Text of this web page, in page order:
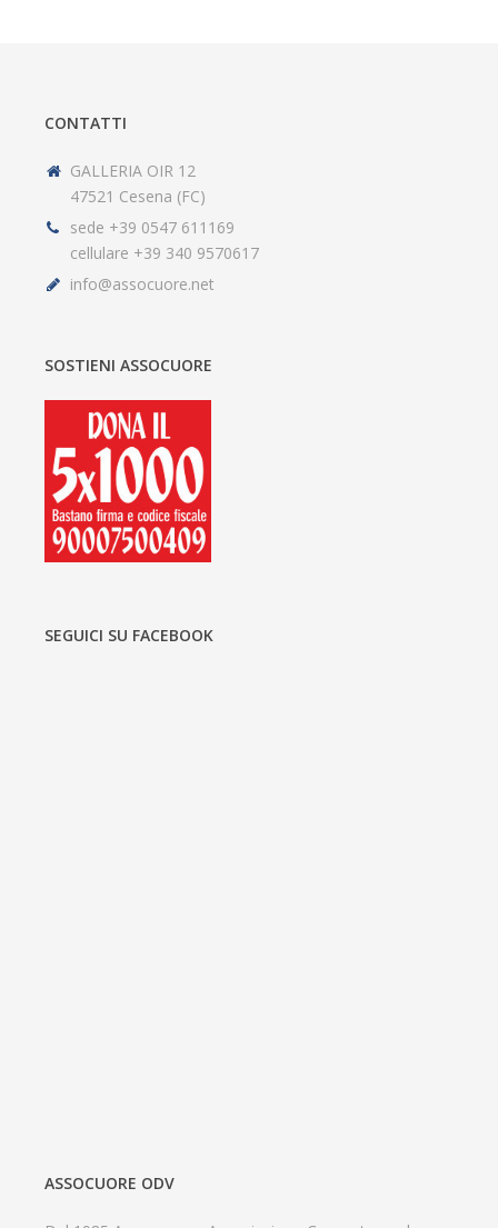
CONTATTI
GALLERIA OIR 12
47521 Cesena (FC)
sede +39 0547 611169
cellulare +39 340 9570617
info@assocuore.net
SOSTIENI ASSOCUORE
SEGUICI SU FACEBOOK
ASSOCUORE ODV